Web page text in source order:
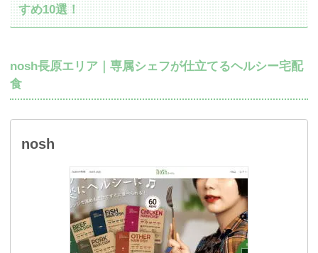
すめ10選！
nosh長原エリア｜専属シェフが仕立てるヘルシー宅配
食
nosh